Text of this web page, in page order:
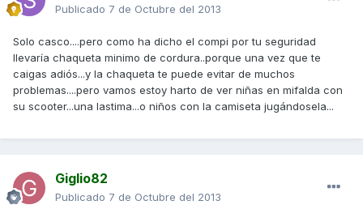
Publicado 7 de Octubre del 2013
Solo casco....pero como ha dicho el compi por tu seguridad
llevaría chaqueta minimo de cordura..porque una vez que te
caigas adiós...y la chaqueta te puede evitar de muchos
problemas....pero vamos estoy harto de ver niñas en mifalda con
su scooter...una lastima...o niños con la camiseta jugándosela...
Giglio82
Publicado 7 de Octubre del 2013